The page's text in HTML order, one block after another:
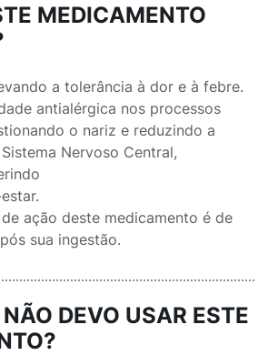
MEDICAMENTO
a tolerância à dor e à febre.
antialérgica nos processos
o nariz e reduzindo a
Nervoso Central,
ação deste medicamento é de
sua ingestão.
DEVO USAR ESTE